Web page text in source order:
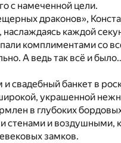
с намеченной цели.
драконов»,
каждой
комплиментами со
А ведь так всё и
и свадебный банкет в
украшенной
в глубоких
стенами и воздушными,
замков.